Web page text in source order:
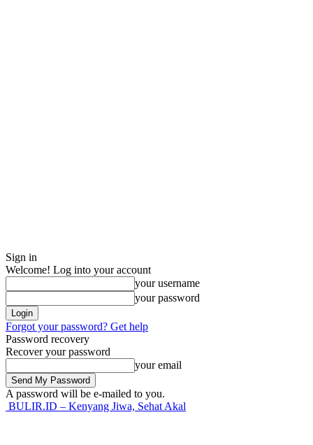
Sign in
Welcome! Log into your account
your username
your password
Forgot your password? Get help
Password recovery
Recover your password
your email
A password will be e-mailed to you.
BULIR.ID – Kenyang Jiwa, Sehat Akal